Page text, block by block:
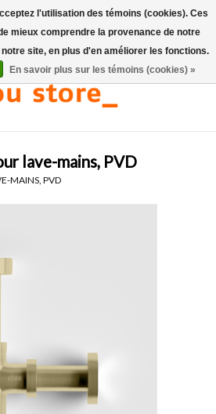
lave-mains, PVD
MAINS, PVD
l'utilisation des témoins (cookies). Ces
mieux comprendre la provenance de notre
site, en plus d'en améliorer les fonctions.
En savoir plus sur les témoins (cookies) »